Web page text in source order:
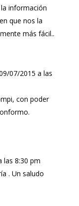
la información
que nos la
más fácil..
07/2015 a las
con poder
las 8:30 pm
. Un saludo